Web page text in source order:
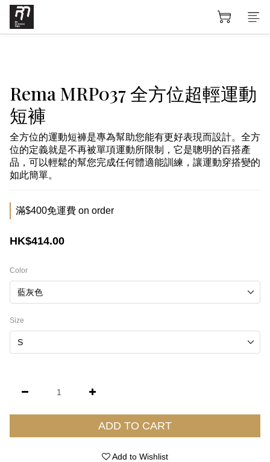
Rema MRP037 全方位超輕運動
短褲
全方位的運動短褲是專為幫助您能有更好表現而設計。全方
位的定義就是不再被單項運動所限制，它是聰明的百搭產
品，可以輕鬆的幫您完成任何體適能訓練，讓運動穿搭變的
如此簡單。
滿$400免運費 on order
HK$414.00
Color
Size
ADD TO CART
Add to Wishlist